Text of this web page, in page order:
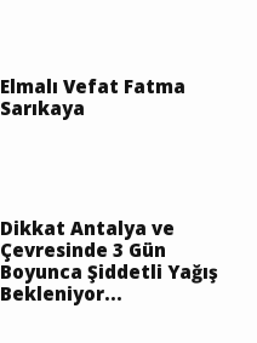
Elmalı Vefat Fatma
Sarıkaya
Dikkat Antalya ve
Çevresinde 3 Gün
Boyunca Şiddetli Yağış
Bekleniyor...